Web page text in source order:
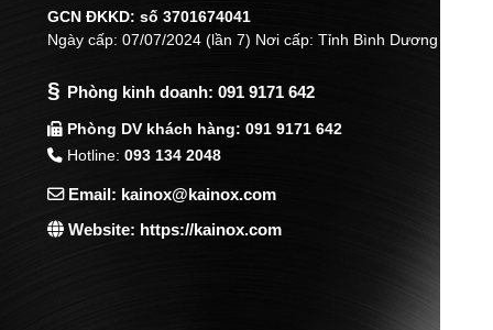
GCN ĐKKD: số 3701674041
Ngày cấp: 07/07/2024 (lần 7) Nơi cấp: Tỉnh Bình Dương
§ Phòng kinh doanh: 091 9171 642
Phòng DV khách hàng: 091 9171 642
Hotline:093 134 2048
Email: kainox@kainox.com
Website: https://kainox.com